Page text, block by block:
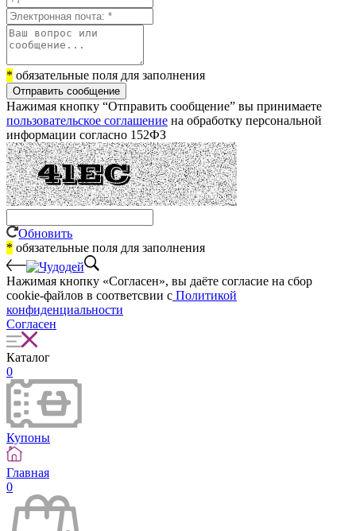
* обязательные поля для заполнения
Отправить сообщение
Нажимая кнопку “Отправить сообщение” вы принимаете
пользовательское соглашение на обработку персональной
информации согласно 152ФЗ
Обновить
* обязательные поля для заполнения
Нажимая кнопку «Согласен», вы даёте cогласие на сбор
cookie-файлов в соответсвии с Политикой
конфиденциальности
Согласен
Каталог
0
Купоны
Главная
0